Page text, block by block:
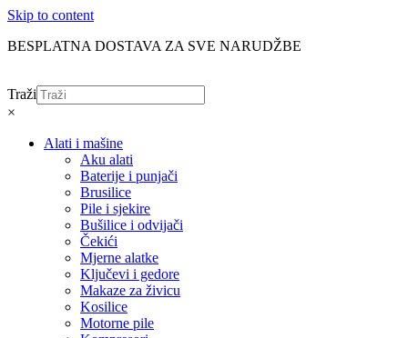
Skip to content
BESPLATNA DOSTAVA ZA SVE NARUDŽBE
Traži
×
Alati i mašine
Aku alati
Baterije i punjači
Brusilice
Pile i sjekire
Bušilice i odvijači
Čekići
Mjerne alatke
Ključevi i gedore
Makaze za živicu
Kosilice
Motorne pile